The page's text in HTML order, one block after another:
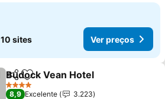
10 sites Ver preços
PartilharAdicionar aos favoritos
Budock Vean Hotel
4 Estrelas
8,9 Excelente
3.223